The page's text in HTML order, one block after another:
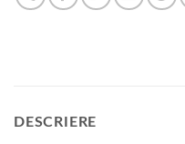
DESCRIERE